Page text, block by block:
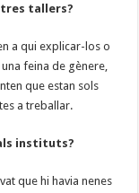
tallers?
a qui explicar-los o
feina de gènere,
que estan sols
a treballar.
instituts?
que hi havia nenes